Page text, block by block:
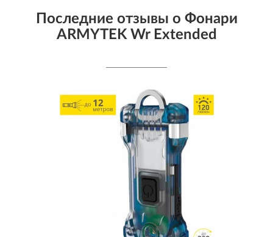
Последние отзывы о Фонари
ARMYTEK Wr Extended